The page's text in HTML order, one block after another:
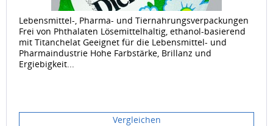
Lebensmittel-, Pharma- und Tiernahrungsverpackungen
Frei von Phthalaten Lösemittelhaltig, ethanol-basierend
mit Titanchelat Geeignet für die Lebensmittel- und
Pharmaindustrie Hohe Farbstärke, Brillanz und
Ergiebigkeit...
Vergleichen